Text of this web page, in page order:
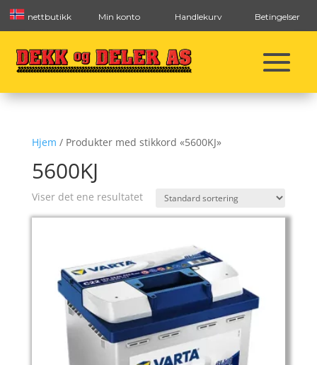
nettbutikk Min konto Handlekurv Betingelser
Hjem / Produkter med stikkord «5600KJ»
5600KJ
Viser det ene resultatet